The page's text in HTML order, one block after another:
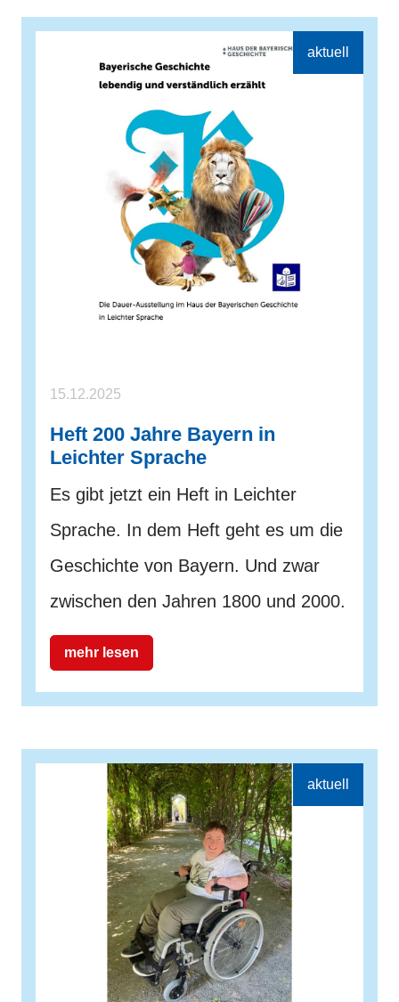
15.12.2025
Heft 200 Jahre Bayern in
Leichter Sprache
Es gibt jetzt ein Heft in Leichter
Sprache. In dem Heft geht es um die
Geschichte von Bayern. Und zwar
zwischen den Jahren 1800 und 2000.
mehr lesen